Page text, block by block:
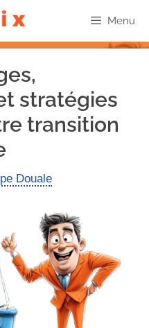
Menu
stratégies
transition
Douale